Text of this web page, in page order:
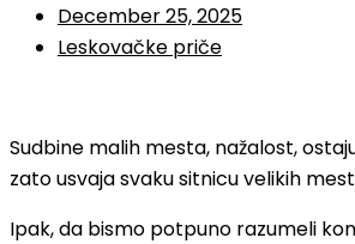
December 25, 2025
Leskovačke priče
Sudbine malih mesta, nažalost,
zato usvaja svaku sitnicu velikih
Ipak, da bismo potpuno razumeli